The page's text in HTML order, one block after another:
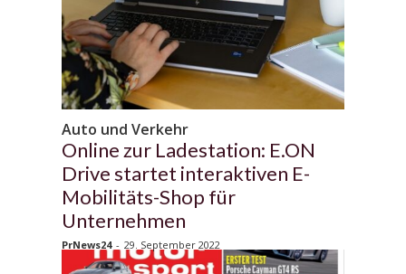
Auto und Verkehr
Online zur Ladestation: E.ON
Drive startet interaktiven E-
Mobilitäts-Shop für
Unternehmen
PrNews24 - 29. September 2022